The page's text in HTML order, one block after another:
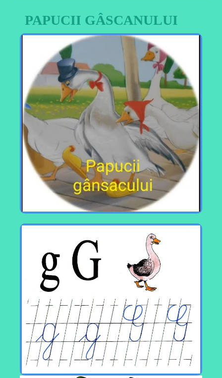
PAPUCII GÂSCANULUI